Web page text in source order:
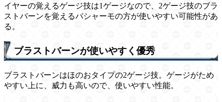
イヤーの覚えるゲージ技は1ゲージなので、2ゲージ技のブラ
ストバーンを覚えるバシャーモの方が使いやすい可能性があ
る。
ブラストバーンが使いやすく優秀
ブラストバーンはほのおタイプの2ゲージ技。ゲージがため
やすい上に、威力も高いので、使いやすい性能。